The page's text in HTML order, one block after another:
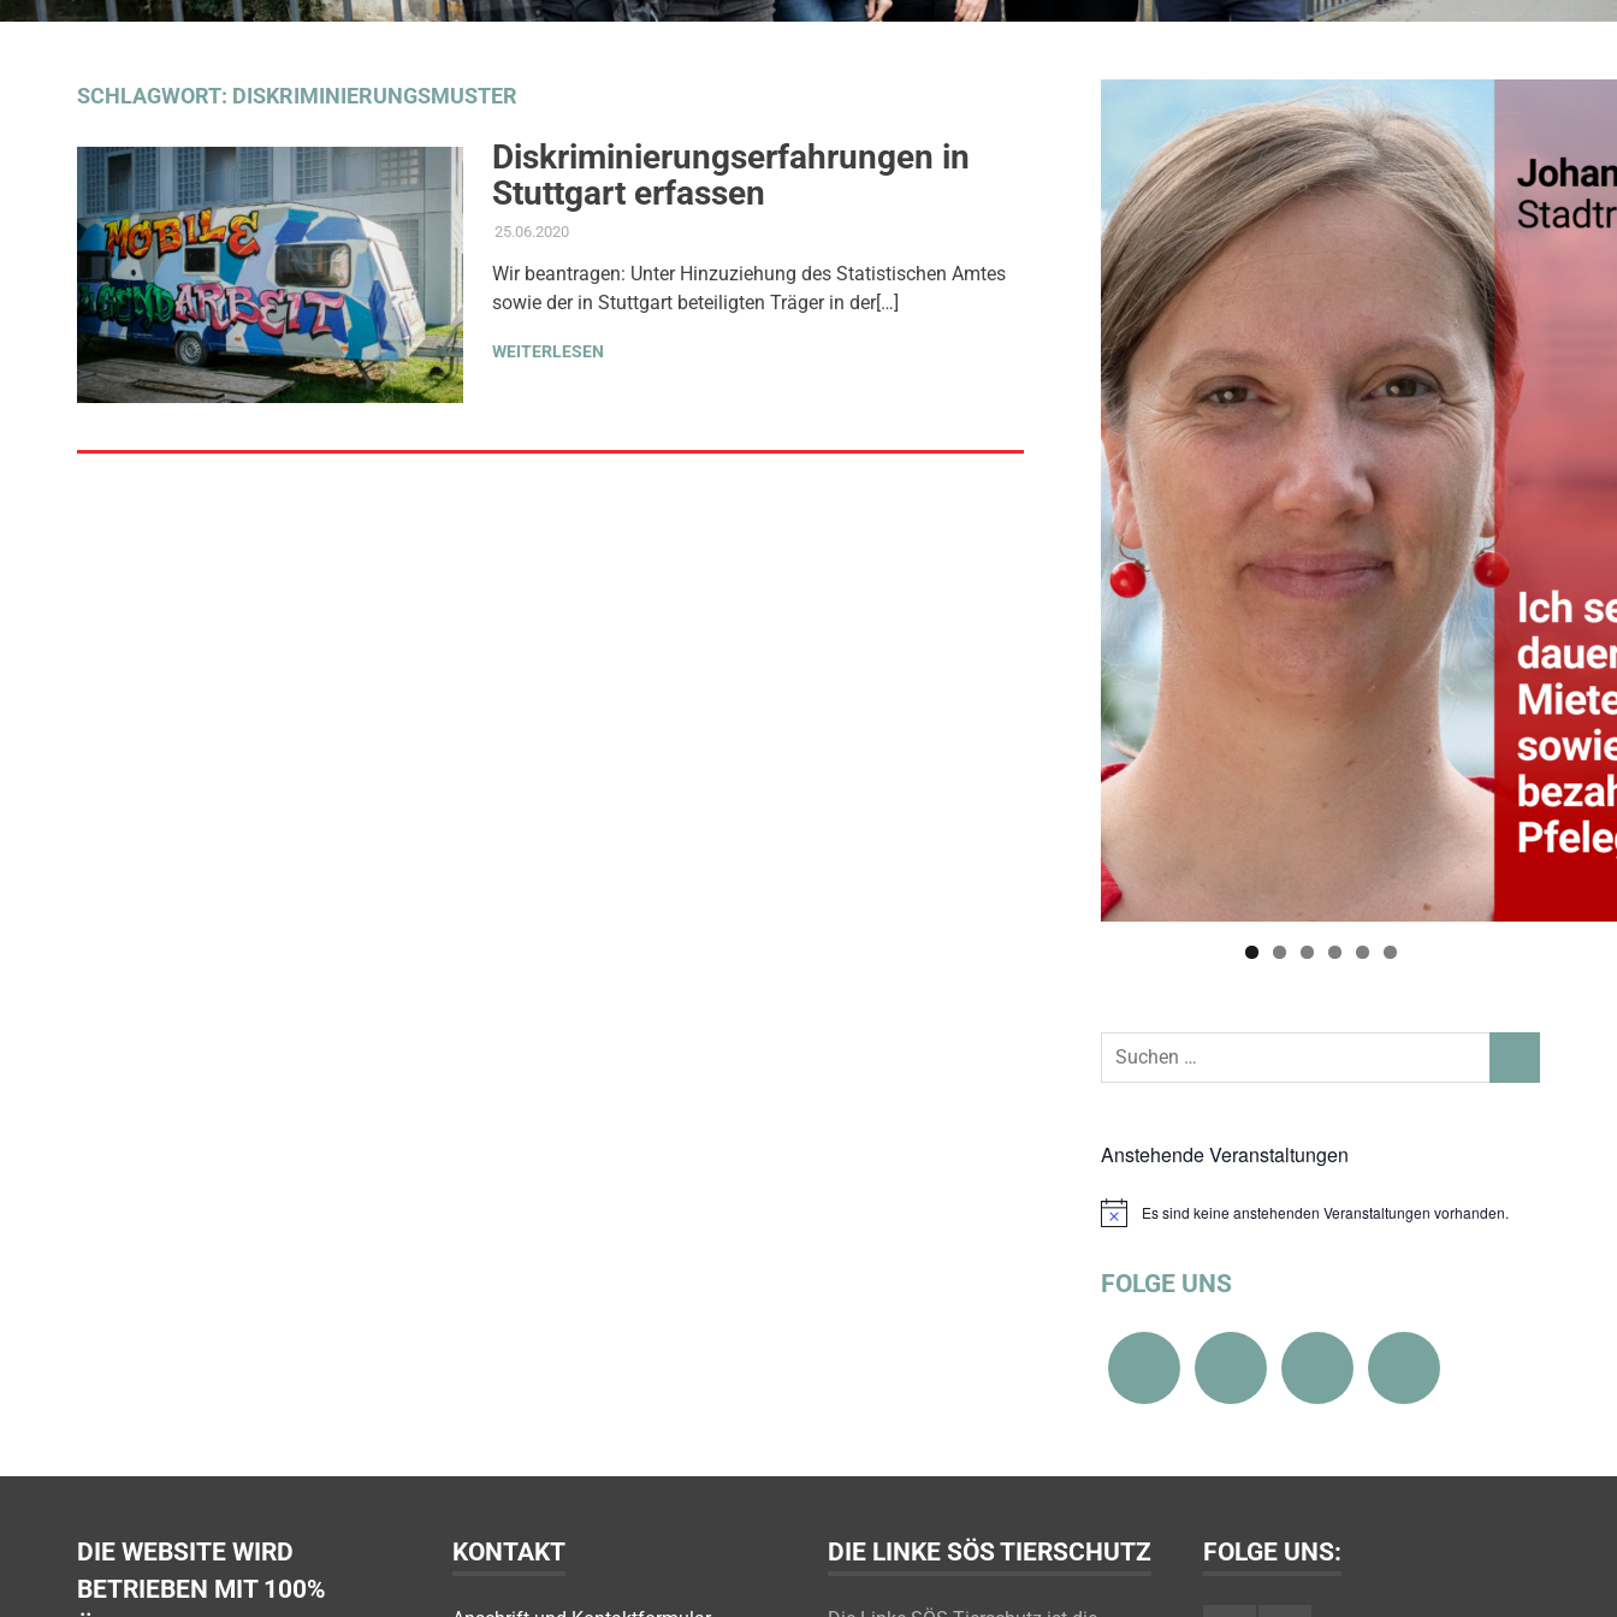
SCHLAGWORT: DISKRIMINIERUNGSMUSTER
Diskriminierungserfahrungen in
Stuttgart erfassen
25.06.2020 GLEICHSTELLUNG UND VIELFALT,KINDER JUGEND BILDUNG,THEMEN
Wir beantragen: Unter Hinzuziehung des Statistischen Amtes
sowie der in Stuttgart beteiligten Träger in der[…]
WEITERLESEN
Suchen
Anstehende Veranstaltungen
HinweisEs sind keine anstehenden Veranstaltungen vorhanden.
FOLGE UNS
DIE WEBSITE WIRD
BETRIEBEN MIT 100%
KONTAKT DIE LINKE SÖS TIERSCHUTZ FOLGE UNS: